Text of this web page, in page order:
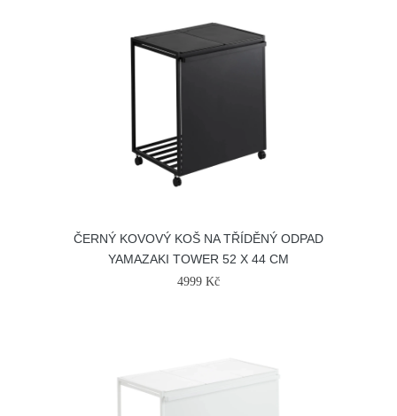
ČERNÝ KOVOVÝ KOŠ NA TŘÍDĚNÝ ODPAD
YAMAZAKI TOWER 52 X 44 CM
4999 Kč